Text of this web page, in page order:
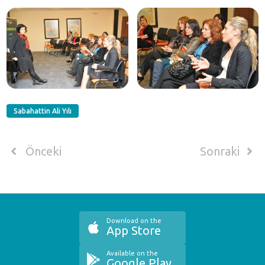
Sabahattin Ali Yılı
Önceki Sonraki
Download on the
App Store
Available on the